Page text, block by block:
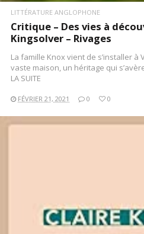
LITTÉRATURE ANGLOPHONE
Critique – Des vies à
Kingsolver – Rivages
La famille Knox vient de s’installer à
vaste maison, un héritage qui
LA SUITE
FÉVRIER 21, 2021 0 0